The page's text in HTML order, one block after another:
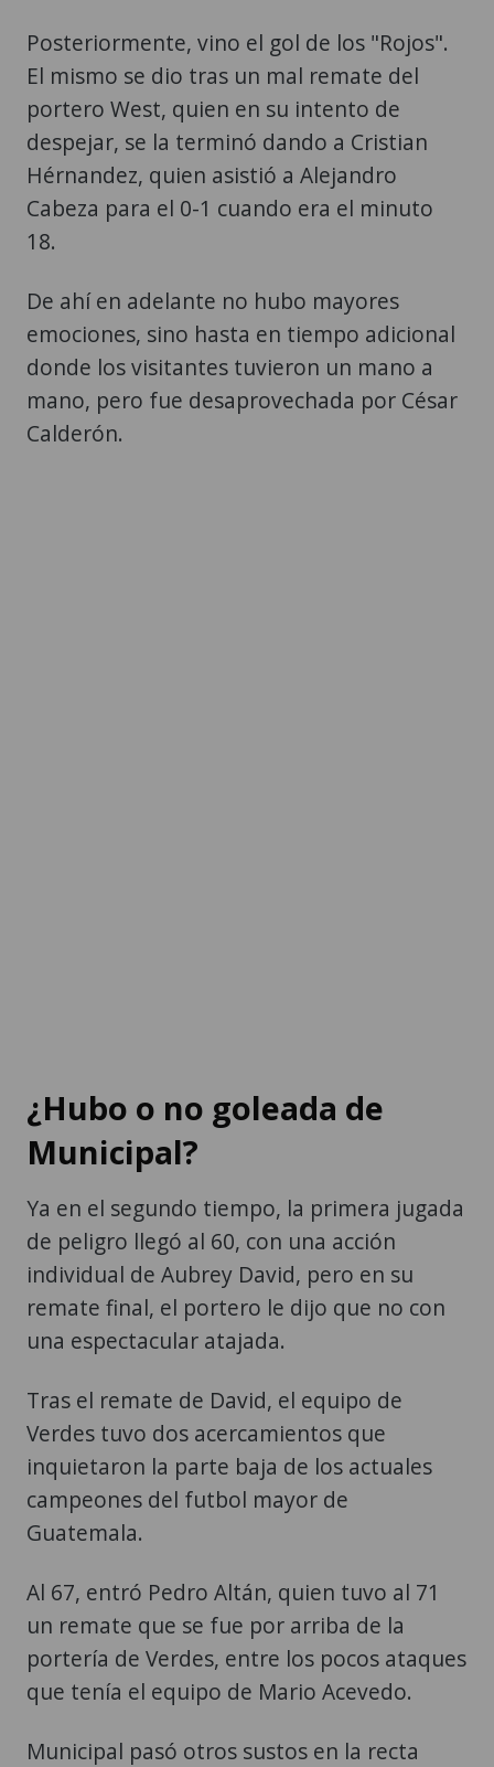
Posteriormente, vino el gol de los "Rojos".
El mismo se dio tras un mal remate del
portero West, quien en su intento de
despejar, se la terminó dando a Cristian
Hérnandez, quien asistió a Alejandro
Cabeza para el 0-1 cuando era el minuto
18.
De ahí en adelante no hubo mayores
emociones, sino hasta en tiempo adicional
donde los visitantes tuvieron un mano a
mano, pero fue desaprovechada por César
Calderón.
¿Hubo o no goleada de
Municipal?
Ya en el segundo tiempo, la primera jugada
de peligro llegó al 60, con una acción
individual de Aubrey David, pero en su
remate final, el portero le dijo que no con
una espectacular atajada.
Tras el remate de David, el equipo de
Verdes tuvo dos acercamientos que
inquietaron la parte baja de los actuales
campeones del futbol mayor de
Guatemala.
Al 67, entró Pedro Altán, quien tuvo al 71
un remate que se fue por arriba de la
portería de Verdes, entre los pocos ataques
que tenía el equipo de Mario Acevedo.
Municipal pasó otros sustos en la recta